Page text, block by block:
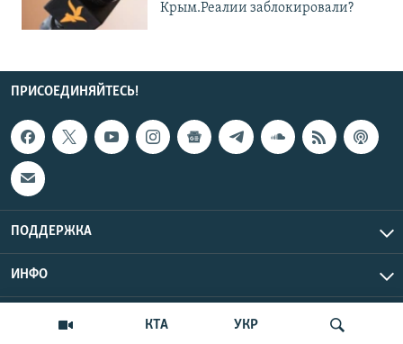
КТА УКР
Крым.Реалии заблокировали?
ПРИСОЕДИНЯЙТЕСЬ!
ПОДДЕРЖКА
ИНФО
Copyright Крым.Реалии, 2026 | Все права защищены.
UTC+3